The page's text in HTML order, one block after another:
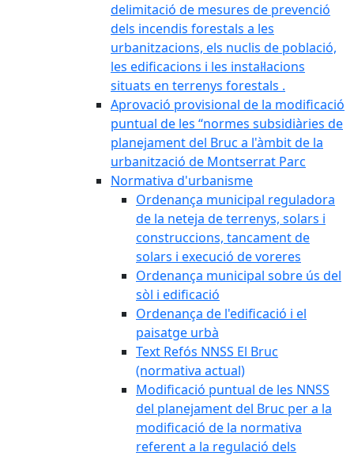
delimitació de mesures de prevenció
dels incendis forestals a les
urbanitzacions, els nuclis de població,
les edificacions i les instal·lacions
situats en terrenys forestals .
Aprovació provisional de la modificació
puntual de les “normes subsidiàries de
planejament del Bruc a l'àmbit de la
urbanització de Montserrat Parc
Normativa d'urbanisme
Ordenança municipal reguladora
de la neteja de terrenys, solars i
construccions, tancament de
solars i execució de voreres
Ordenança municipal sobre ús del
sòl i edificació
Ordenança de l'edificació i el
paisatge urbà
Text Refós NNSS El Bruc
(normativa actual)
Modificació puntual de les NNSS
del planejament del Bruc per a la
modificació de la normativa
referent a la regulació dels